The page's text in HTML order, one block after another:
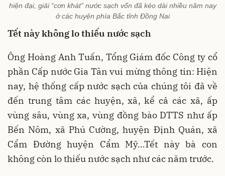
hiện đại, giải “cơn khát” nước sạch vốn đã kéo dài nhiều năm nay
ở các huyện phía Bắc tỉnh Đồng Nai
Tết này không lo thiếu nước sạch
Ông Hoàng Anh Tuấn, Tổng Giám đốc Công ty cổ
phần Cấp nước Gia Tân vui mừng thông tin: Hiện
nay, hệ thống cấp nước sạch của chúng tôi đã về
đến trung tâm các huyện, xã, kể cả các xã, ấp
vùng sâu, vùng xa, vùng đồng bào DTTS như ấp
Bến Nôm, xã Phú Cường, huyện Định Quán, xã
Cẩm Đường huyện Cẩm Mỹ…Tết này bà con
không còn lo thiếu nước sạch như các năm trước.